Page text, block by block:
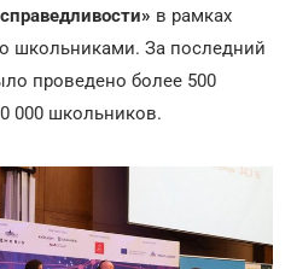
в рамках
школьниками. За последний
проведено более 500
000 школьников.